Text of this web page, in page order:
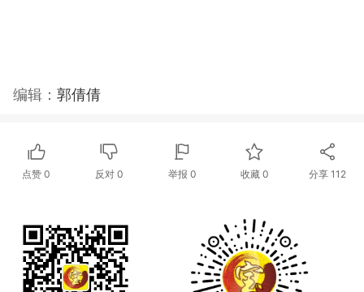
编辑： 郭倩倩
点赞0 反对 0 举报 0 收藏 0 分享112